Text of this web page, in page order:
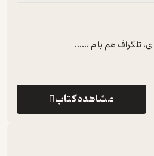
تلگراف هم با م ......
مشاهده کتاب